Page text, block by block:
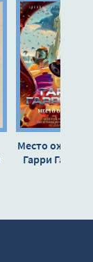
Место
Гарри